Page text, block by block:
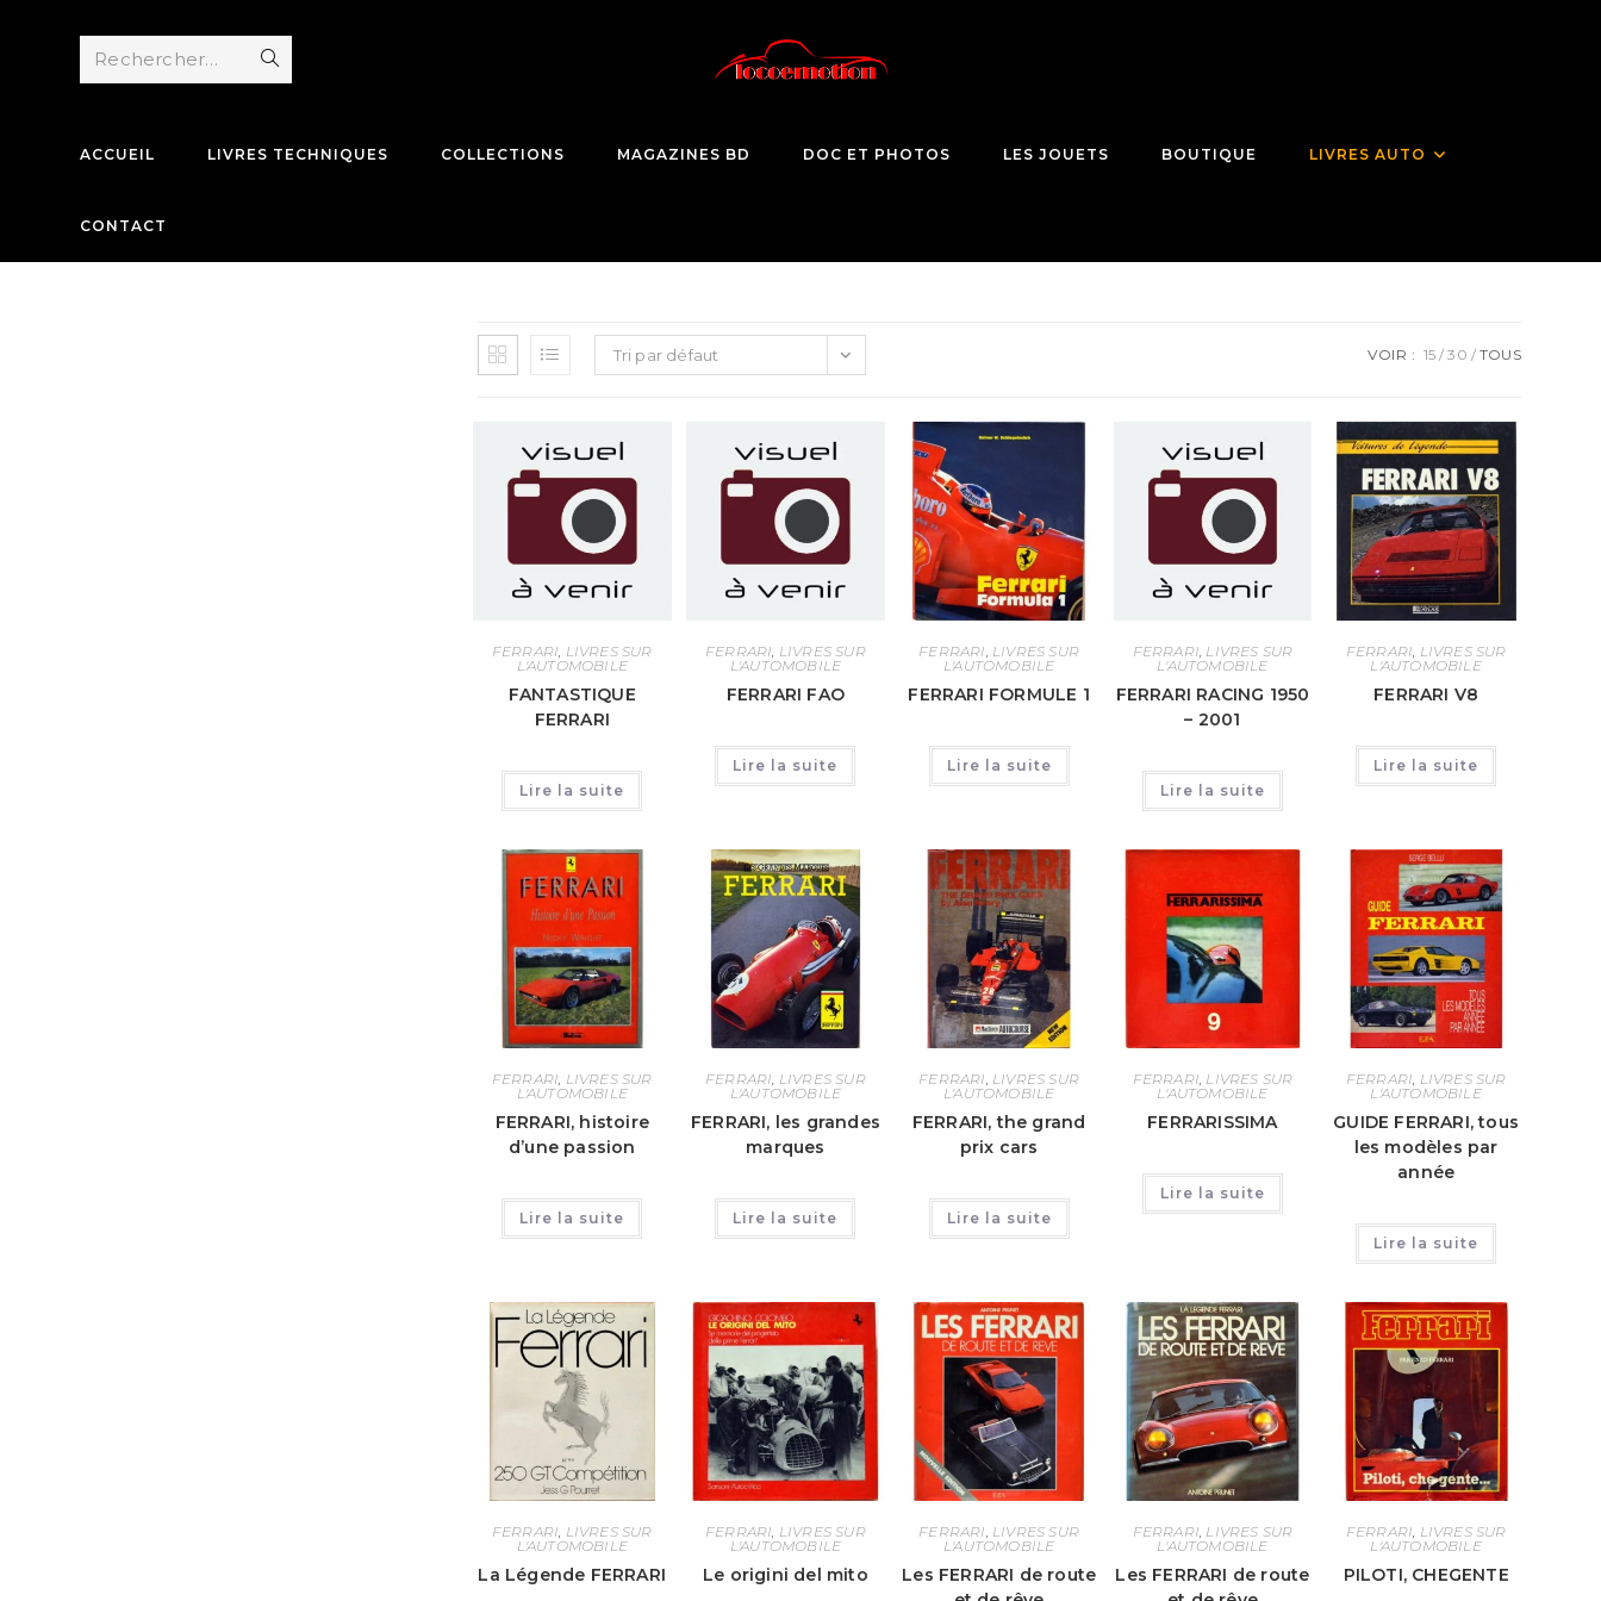
Rechercher… Envoyer
recherche
ACCUEIL LIVRES TECHNIQUES COLLECTIONS MAGAZINES BD DOC ET PHOTOS LES JOUETS BOUTIQUE LIVRES AUTO
CONTACT
Tri par défaut VOIR : 15 30 TOUS
FERRARI LIVRES SUR
L'AUTOMOBILE
FANTASTIQUE
FERRARI
Lire la suite
FERRARI LIVRES SUR
L'AUTOMOBILE
FERRARI FAO
Lire la suite
FERRARI LIVRES SUR
L'AUTOMOBILE
FERRARI FORMULE 1
Lire la suite
FERRARI LIVRES SUR
L'AUTOMOBILE
FERRARI RACING 1950
– 2001
Lire la suite
FERRARI LIVRES SUR
L'AUTOMOBILE
FERRARI V8
Lire la suite
FERRARI LIVRES SUR
L'AUTOMOBILE
FERRARI, histoire
d’une passion
Lire la suite
FERRARI LIVRES SUR
L'AUTOMOBILE
FERRARI, les grandes
marques
Lire la suite
FERRARI LIVRES SUR
L'AUTOMOBILE
FERRARI, the grand
prix cars
Lire la suite
FERRARI LIVRES SUR
L'AUTOMOBILE
FERRARISSIMA
Lire la suite
FERRARI LIVRES SUR
L'AUTOMOBILE
GUIDE FERRARI, tous
les modèles par
année
Lire la suite
FERRARI, LIVRES SUR
L'AUTOMOBILE
La Légende FERRARI
FERRARI, LIVRES SUR
L'AUTOMOBILE
Le origini del mito
FERRARI, LIVRES SUR
L'AUTOMOBILE
Les FERRARI de route
FERRARI, LIVRES SUR
L'AUTOMOBILE
Les FERRARI de route
FERRARI, LIVRES SUR
L'AUTOMOBILE
PILOTI, CHEGENTE